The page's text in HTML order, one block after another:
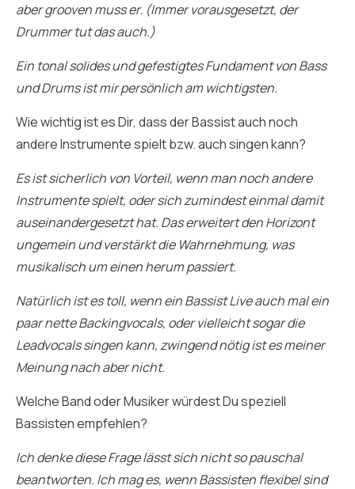
aber grooven muss er. (Immer vorausgesetzt, der
Drummer tut das auch.)
Ein tonal solides und gefestigtes Fundament von Bass
und Drums ist mir persönlich am wichtigsten.
Wie wichtig ist es Dir, dass der Bassist auch noch
andere Instrumente spielt bzw. auch singen kann?
Es ist sicherlich von Vorteil, wenn man noch andere
Instrumente spielt, oder sich zumindest einmal damit
auseinandergesetzt hat. Das erweitert den Horizont
ungemein und verstärkt die Wahrnehmung, was
musikalisch um einen herum passiert.
Natürlich ist es toll, wenn ein Bassist Live auch mal ein
paar nette Backingvocals, oder vielleicht sogar die
Leadvocals singen kann, zwingend nötig ist es meiner
Meinung nach aber nicht.
Welche Band oder Musiker würdest Du speziell
Bassisten empfehlen?
Ich denke diese Frage lässt sich nicht so pauschal
beantworten. Ich mag es, wenn Bassisten flexibel sind